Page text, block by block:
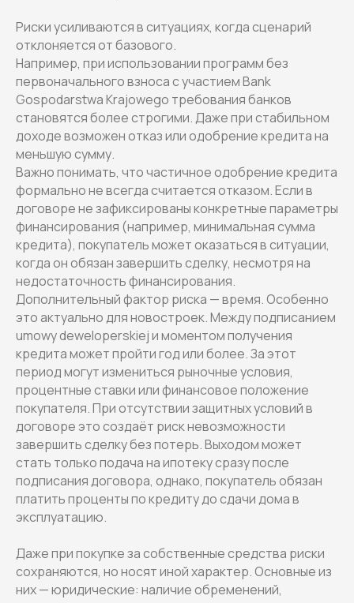
Риски усиливаются в ситуациях, когда сценарий
отклоняется от базового.
Например, при использовании программ без
первоначального взноса с участием Bank
Gospodarstwa Krajowego требования банков
становятся более строгими. Даже при стабильном
доходе возможен отказ или одобрение кредита на
меньшую сумму.
Важно понимать, что частичное одобрение кредита
формально не всегда считается отказом. Если в
договоре не зафиксированы конкретные параметры
финансирования (например, минимальная сумма
кредита), покупатель может оказаться в ситуации,
когда он обязан завершить сделку, несмотря на
недостаточность финансирования.
Дополнительный фактор риска — время. Особенно
это актуально для новостроек. Между подписанием
umowy deweloperskiej и моментом получения
кредита может пройти год или более. За этот
период могут измениться рыночные условия,
процентные ставки или финансовое положение
покупателя. При отсутствии защитных условий в
договоре это создаёт риск невозможности
завершить сделку без потерь. Выходом может
стать только подача на ипотеку сразу после
подписания договора, однако, покупатель обязан
платить проценты по кредиту до сдачи дома в
эксплуатацию.
Даже при покупке за собственные средства риски
сохраняются, но носят иной характер. Основные из
них — юридические: наличие обременений,